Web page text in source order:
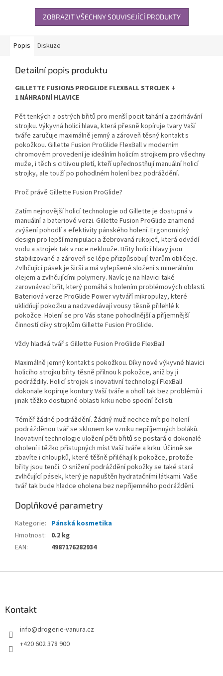
ZOBRAZIT VŠECHNY SOUVISEJÍCÍ PRODUKTY
Popis Diskuze
Detailní popis produktu
GILLETTE FUSION5 PROGLIDE FLEXBALL STROJEK +
1 NÁHRADNÍ HLAVICE
Pět tenkých a ostrých břitů pro menší pocit tahání a zadrhávání
strojku. Výkyvná holicí hlava, která přesně kopíruje tvary Vaší
tváře zaručuje maximálně jemný a zároveň těsný kontakt s
pokožkou. Gillette Fusion ProGlide FlexBall v moderním
chromovém provedení je ideálním holicím strojkem pro všechny
muže, i těch s citlivou pletí, kteří upřednostňují manuální holicí
strojky, ale touží po pohodlném holení bez podráždění.
Proč právě Gillette Fusion ProGlide?
Zatím nejnovější holicí technologie od Gillette je dostupná v
manuální a bateriové verzi. Gillette Fusion ProGlide znamená
zvýšení pohodlí a efektivity pánského holení. Ergonomický
design pro lepší manipulaci a žebrovaná rukojeť, která odvádí
vodu a strojek tak v ruce neklouže. Břity holicí hlavy jsou
stabilizované a zároveň se lépe přizpůsobují tvarům obličeje.
Zvlhčující pásek je širší a má vylepšené složení s minerálním
olejem a zvlhčujícími polymery. Navíc je na hlavici také
zarovnávací břit, který pomáhá s holením problémových oblastí.
Bateriová verze ProGlide Power vytváří mikropulzy, které
uklidňují pokožku a nadzvedávají vousy těsně přilehlé k
pokožce. Holení se pro Vás stane pohodlnější a příjemnější
činností díky strojkům Gillette Fusion ProGlide.
Vždy hladká tvář s Gillette Fusion ProGlide FlexBall
Maximálně jemný kontakt s pokožkou. Díky nové výkyvné hlavici
holicího strojku břity těsně přilnou k pokožce, aniž by ji
podráždily. Holicí strojek s inovativní technologií FlexBall
dokonale kopíruje kontury Vaší tváře a oholí tak bez problémů i
jinak těžko dostupné oblasti krku nebo spodní čelisti.
Téměř žádné podráždění. Žádný muž nechce mít po holení
podrážděnou tvář se sklonem ke vzniku nepříjemných boláků.
Inovativní technologie uložení pěti břitů se postará o dokonalé
oholení i těžko přístupných míst Vaší tváře a krku. Účinně se
zbavíte i chloupků, které těšně přiléhají k pokožce, protože
břity jsou tenčí. O snížení podráždění pokožky se také stará
zvlhčující pásek, který je napuštěn hydratačními látkami. Vaše
tvář tak bude hladce oholena bez nepříjemného podráždění.
Doplňkové parametry
Kategorie: Pánská kosmetika
Hmotnost:
0.2 kg
EAN: 4987176282934
Kontakt
info@drogerie-vanura.cz
+420 602 378 900